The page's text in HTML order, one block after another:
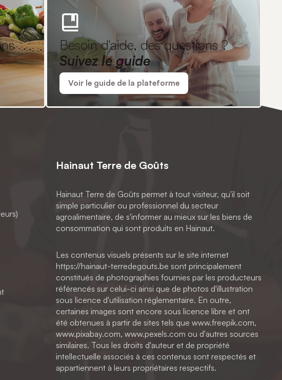
Besoin d'aide, des questions ?
Suivez le guide
Voir le guide de la plateforme
Hainaut Terre de Goûts
Hainaut Terre de Goûts permet à tout visiteur, qu'il soit
simple particulier ou professionnel du secteur
agroalimentaire, de s'informer au mieux sur les biens de
consommation qui sont produits en Hainaut.
Les contenus visuels présents sur le site internet
https://hainaut-terredegouts.be sont principalement
constitués de photographies fournies par les producteurs
référencés sur celui-ci ainsi que de photos d'illustration
sous licence d'utilisation réglementaire. En outre,
certaines images sont encore sous licence libre et ont
été obtenues à partir de sites tels que www.freepik.com,
www.pixabay.com, www.pexels.com ou d'autres sources
similaires. Tous les droits d'auteur et de propriété
intellectuelle associés à ces contenus sont respectés et
appartiennent à leurs propriétaires respectifs.